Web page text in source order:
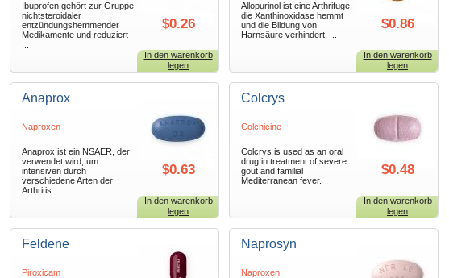
Ibuprofen gehört zur Gruppe
nichtsteroidaler
entzündungshemmender
Medikamente und reduziert
$0.26
In den warenkorb
legen
Allopurinol ist eine Arthrifuge,
die Xanthinoxidase hemmt
und die Bildung von
Harnsäure verhindert, ...
$0.86
In den warenkorb
legen
Anaprox
Naproxen
Anaprox ist ein NSAER, der
verwendet wird, um
intensiven durch
verschiedene Arten der
Arthritis ...
$0.63
In den warenkorb
legen
Colcrys
Colchicine
Colcrys is used as an oral
drug in treatment of severe
gout and familial
Mediterranean fever.
$0.48
In den warenkorb
legen
Feldene
Piroxicam
Naprosyn
Naproxen